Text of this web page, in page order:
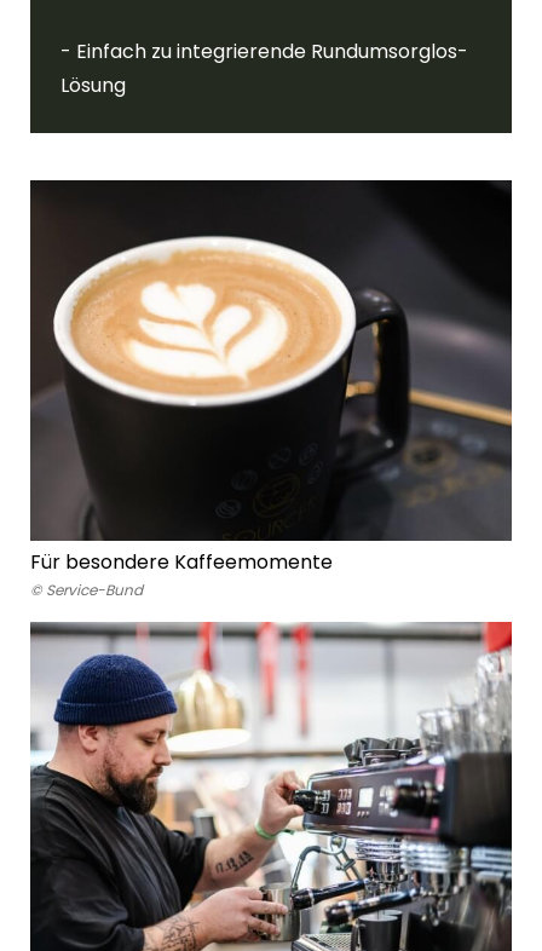
- Einfach zu integrierende Rundumsorglos-
Lösung
Für besondere Kaffeemomente
© Service-Bund